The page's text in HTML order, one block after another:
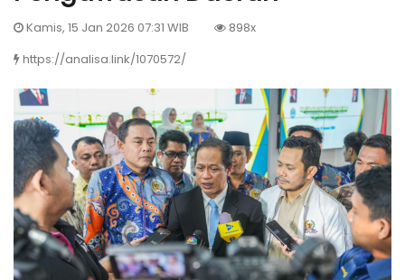
Kamis, 15 Jan 2026 07:31 WIB
898x
https://analisa.link/1070572/